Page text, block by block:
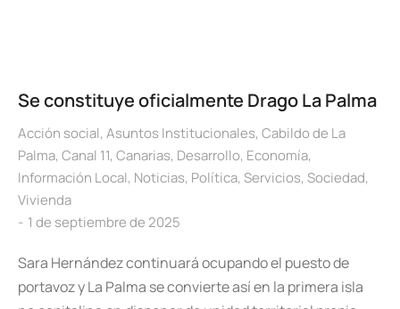
Se constituye oficialmente Drago La Palma
Acción social, Asuntos Institucionales, Cabildo de La
Palma, Canal 11, Canarias, Desarrollo, Economía,
Información Local, Noticias, Política, Servicios, Sociedad,
Vivienda
1 de septiembre de 2025
Sara Hernández continuará ocupando el puesto de
portavoz y La Palma se convierte así en la primera isla